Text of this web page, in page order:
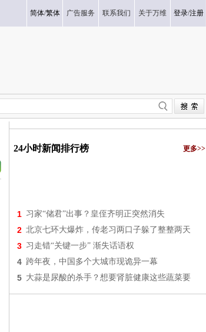
简体/繁体 广告服务 联系我们 关于万维 登录/注册
24小时新闻排行榜 更多>>
1 习家“储君”出事？皇侄齐明正突然消失
2 北京七环大爆炸，传老习两口子躲了整整两天
3 习走错“关键一步” 渐失话语权
4 跨年夜，中国多个大城市现诡异一幕
5 大蒜是尿酸的杀手？想要肾脏健康这些蔬菜要